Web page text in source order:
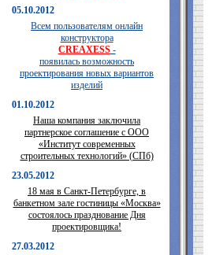
05.10.2012
Всем пользователям онлайн
конструктора
CREAXESS-
появилась возможность
проектирования новых вариантов
изделий
01.10.2012
Наша компания заключила
партнерское соглашение с ООО
«Институт современных
строительных технологий» (СПб)
23.05.2012
18 мая в Санкт-Петербурге, в
банкетном зале гостиницы «Москва»
состоялось празднование Дня
проектировщика!
27.03.2012